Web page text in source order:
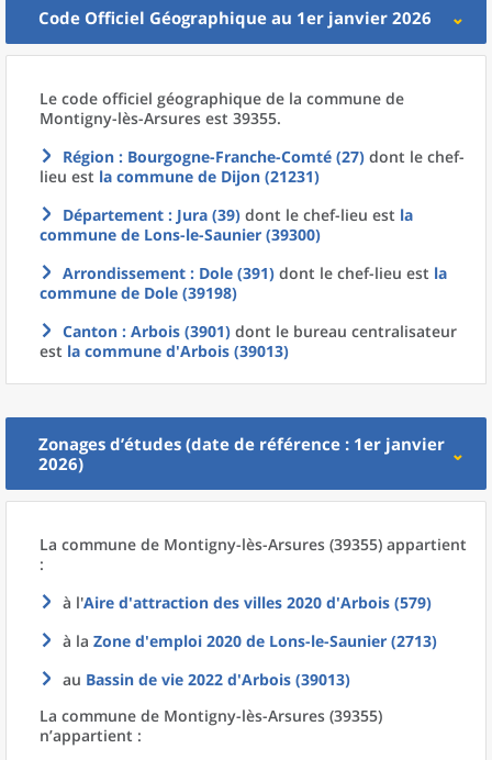
Code Officiel Géographique au 1er janvier 2026
Le code officiel géographique de la commune de
Montigny-lès-Arsures est 39355.
Région : Bourgogne-Franche-Comté (27) dont le chef-
lieu est la commune de Dijon (21231)
Département : Jura (39) dont le chef-lieu est la
commune de Lons-le-Saunier (39300)
Arrondissement : Dole (391) dont le chef-lieu est la
commune de Dole (39198)
Canton : Arbois (3901) dont le bureau centralisateur
est la commune d'Arbois (39013)
Zonages d’études (date de référence : 1er janvier
2026)
La commune de Montigny-lès-Arsures (39355) appartient
:
à l'Aire d'attraction des villes 2020 d'Arbois (579)
à la Zone d'emploi 2020 de Lons-le-Saunier (2713)
au Bassin de vie 2022 d'Arbois (39013)
La commune de Montigny-lès-Arsures (39355)
n’appartient :